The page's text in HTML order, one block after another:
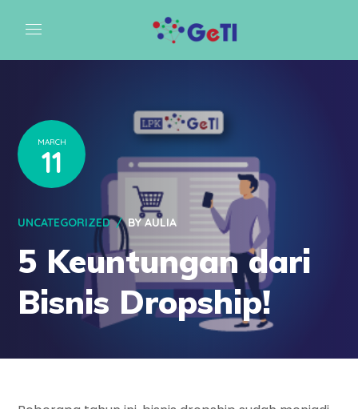
MARCH
11
UNCATEGORIZED BYAULIA
5 Keuntungan dari
Bisnis Dropship!